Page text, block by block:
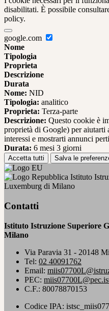
disabilitati. È possibile
policy.
google.com
Nome
Tipologia
Proprieta
Descrizione
Durata
Nome: NID
Tipologia: analitico
Proprieta: Terza-parte
Descrizione: Questo cookie è
proprietà di Google) per
interessi e mostrarti annunci
Durata: 6 mesi 3 giorni
Accetta tutti Salva le
Istituto
Luxemburg di Milano
Contatti
Istituto Istruzione Superiore
Milano
Via Paravia 31 - 20148
Tel: 02 40091762
Email:
PEC:
C.F.: 80078870153
Codice IPA: